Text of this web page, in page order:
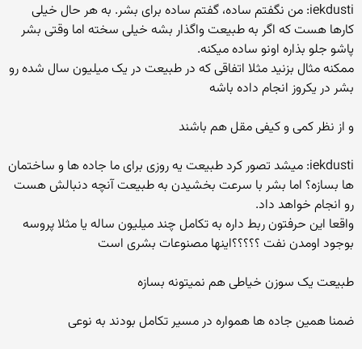
iekdusti: من نگفتم ساده، گفتم ساده برای بشر. به هر حال خیلی
کارها هست که اگر به طبیعت واگذار بشه خیلی سخته اما وقتی بشر
پاشو جلو بذاره اونو ساده میکنه.
ممکنه مثال بزنید مثلا اتفاقی که در طبیعت در یک میلیون سال شده رو
بشر در یکروز انجام داده باشه
و از نظر کمی و کیفی مقل هم باشند
iekdusti: میشد تصور کرد طبیعت یه روزی برای ما جاده ها و ساختمان
ها بسازه؟ اما بشر با سرعت بخشیدن به طبیعت آنچه دنبالش هست
رو انجام خواهد داد.
واقعا این حرفتون ربط داره به تکامل چند میلیون ساله یا مثلا پروسه
بوجود اومدن نفت ؟؟؟؟؟اینها مصنوعات بشری است
طبیعت یک سوزن خیاطی هم نمیتونه بسازه
ضمنا همین جاده ها همواره در مسیر تکامل بودند به نوعی